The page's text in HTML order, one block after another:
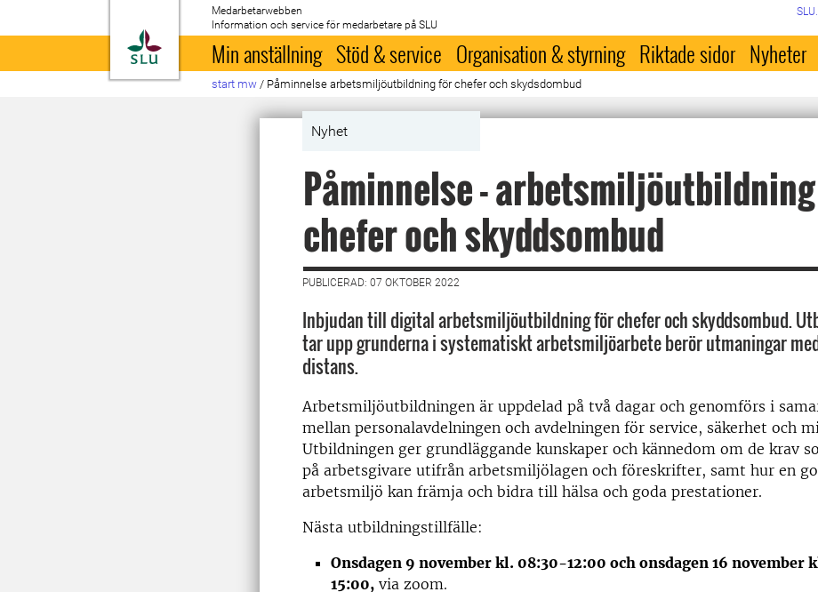
Till startsida
Medarbetarwebben
Information och service för medarbetare på SLU
Min anställning Stöd & service Organisation & styrning Riktade sidor Nyheter
start mw / Påminnelse arbetsmiljöutbildning för chefer och skydsdombud
Nyhet
Påminnelse -
chefer och skyddsombud
PUBLICERAD: 07 OKTOBER 2022
Inbjudan till digital arbetsmiljöutbildning för chefer och skyddsombud.
tar upp grunderna i systematiskt arbetsmiljöarbete berör utmaningar
distans.
Arbetsmiljöutbildningen är uppdelad på två dagar och genomförs i
mellan personalavdelningen och avdelningen för service, säkerhet och
Utbildningen ger grundläggande kunskaper och kännedom om de krav
på arbetsgivare utifrån arbetsmiljölagen och föreskrifter, samt hur en
arbetsmiljö kan främja och bidra till hälsa och goda prestationer.
Nästa utbildningstillfälle:
Onsdagen 9 november kl. 08:30-12:00 och onsdagen 16 november
15:00, via zoom.